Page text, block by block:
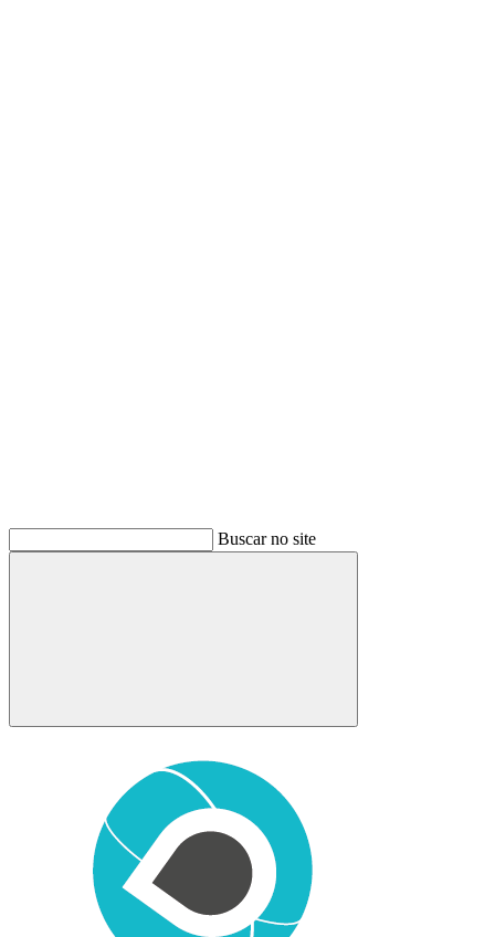
Buscar no site
Buscar